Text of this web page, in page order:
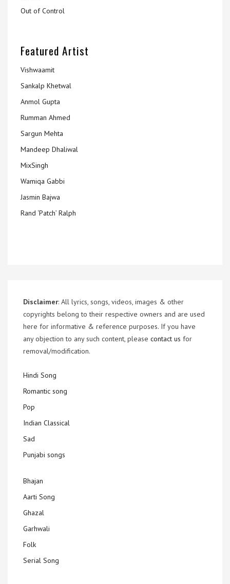
Out of Control
Featured Artist
Vishwaamit
Sankalp Khetwal
Anmol Gupta
Rumman Ahmed
Sargun Mehta
Mandeep Dhaliwal
MixSingh
Wamiqa Gabbi
Jasmin Bajwa
Rand ‘Patch’ Ralph
Disclaimer: All lyrics, songs, videos, images & other
copyrights belong to their respective owners and are used
here for informative & reference purposes. If you have
any objection to any such content, please contact us for
removal/modification.
Hindi Song
Romantic song
Pop
Indian Classical
Sad
Punjabi songs
Bhajan
Aarti Song
Ghazal
Garhwali
Folk
Serial Song